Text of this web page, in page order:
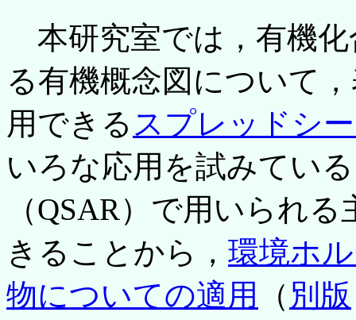
本研究室では，有機化
る有機概念図について
用できる スプレッドシ
いろな応用を試みてい
（QSAR）で用いられ
きることから， 環境ホ
物についての適用
（ 別版